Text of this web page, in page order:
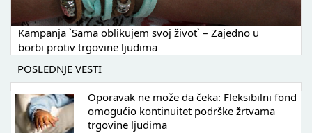
Kampanja `Sama oblikujem svoj život` – Zajedno u
borbi protiv trgovine ljudima
POSLEDNJE VESTI
Oporavak ne može da čeka: Fleksibilni fond
omogućio kontinuitet podrške žrtvama
trgovine ljudima